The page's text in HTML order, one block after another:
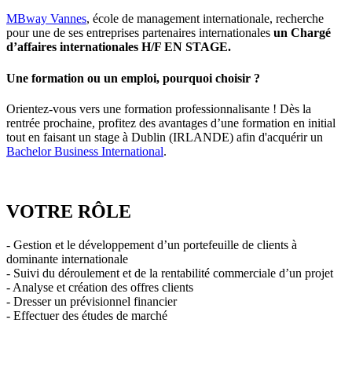
MBway Vannes, école de management internationale, recherche
pour une de ses entreprises partenaires internationales un Chargé
d’affaires internationales H/F EN STAGE.
Une formation ou un emploi, pourquoi choisir ?
Orientez-vous vers une formation professionnalisante ! Dès la
rentrée prochaine, profitez des avantages d’une formation en initial
tout en faisant un stage à Dublin (IRLANDE) afin d'acquérir un
Bachelor Business International.
VOTRE RÔLE
- Gestion et le développement d’un portefeuille de clients à
dominante internationale
- Suivi du déroulement et de la rentabilité commerciale d’un projet
- Analyse et création des offres clients
- Dresser un prévisionnel financier
- Effectuer des études de marché